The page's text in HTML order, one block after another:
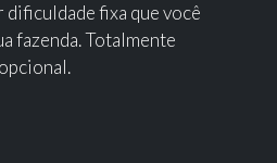
dificuldade fixa que você
fazenda. Totalmente
opcional.